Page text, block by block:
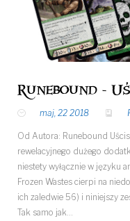
Runebound -
maj, 22 2018
Od Autora: Runebound
rewelacyjnego dużego
niestety wyłącznie w języku
Frozen Wastes cierpi na
ich zaledwie 56) i niniejszy
Tak samo jak…